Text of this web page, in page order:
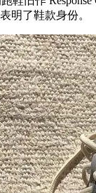
明了鞋款身份。